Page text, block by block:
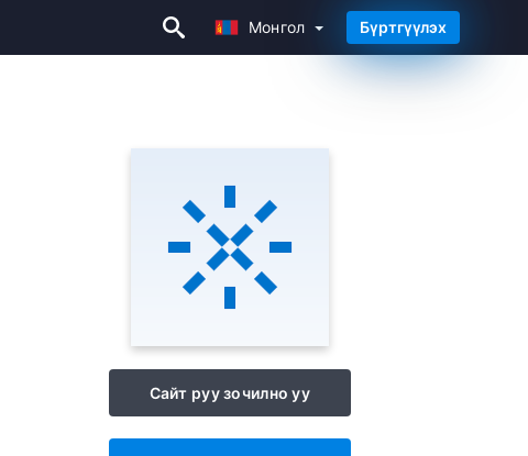
Монгол
Монгол Бүртгүүлэх
Сайт руу зочилно уу